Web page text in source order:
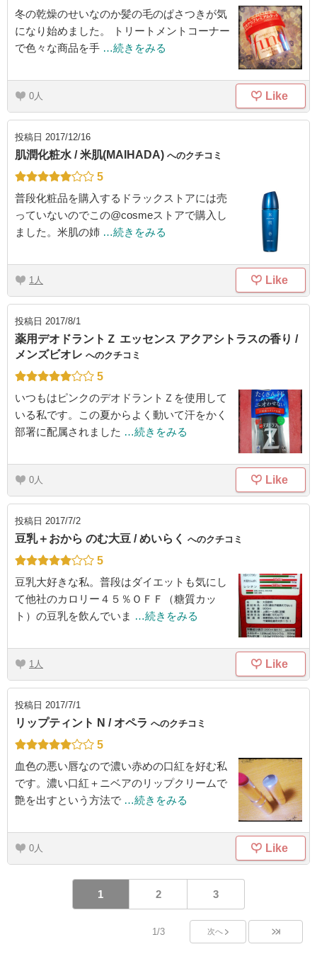
冬の乾燥のせいなのか髪の毛のぱさつきが気
になり始めました。 トリートメントコーナー
で色々な商品を手 …続きをみる
0 Like
投稿日 2017/12/16
肌潤化粧水 / 米肌(MAIHADA) へのクチコミ
5
普段化粧品を購入するドラックストアには売
っていないのでこの@cosmeストアで購入し
ました。米肌の姉 …続きをみる
1 Like
投稿日 2017/8/1
薬用デオドラントＺ エッセンス アクアシトラスの香り /
メンズビオレ へのクチコミ
5
いつもはピンクのデオドラントＺを使用して
いる私です。この夏からよく動いて汗をかく
部署に配属されました …続きをみる
0 Like
投稿日 2017/7/2
豆乳＋おから のむ大豆 / めいらく へのクチコミ
5
豆乳大好きな私。普段はダイエットも気にし
て他社のカロリー４５％ＯＦＦ（糖質カッ
ト）の豆乳を飲んでいま …続きをみる
1 Like
投稿日 2017/7/1
リップティント N / オペラ へのクチコミ
5
血色の悪い唇なので濃い赤めの口紅を好む私
です。濃い口紅＋ニベアのリップクリームで
艶を出すという方法で …続きをみる
0 Like
1 2 3
1/3 次へ